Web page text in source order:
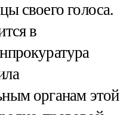
своего голоса.
в
органам этой